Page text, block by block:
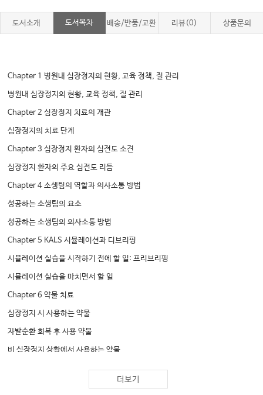
도서소개 도서목차 배송/반품/교환 리뷰(0) 상품문의
Chapter 1 병원내 심장정지의 현황, 교육 정책, 질 관리
병원내 심장정지의 현황, 교육 정책, 질 관리
Chapter 2 심장정지 치료의 개관
심장정지의 치료 단계
Chapter 3 심장정지 환자의 심전도 소견
심장정지 환자의 주요 심전도 리듬
Chapter 4 소생팀의 역할과 의사소통 방법
성공하는 소생팀의 요소
성공하는 소생팀의 의사소통 방법
Chapter 5 KALS 시뮬레이션과 디브리핑
시뮬레이션 실습을 시작하기 전에 할 일: 프리브리핑
시뮬레이션 실습을 마치면서 할 일
Chapter 6 약물 치료
심장정지 시 사용하는 약물
자발순환 회복 후 사용 약물
비 심장정지 상황에서 사용하는 약물
Chapter 6-1 가슴압박과 백마스크 인공호흡
더보기